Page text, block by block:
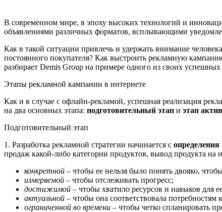
В современном мире, в эпоху высоких технологий и
объявлениями различных форматов, всплывающими
Как в такой ситуации привлечь и удержать внимание
постоянного покупателя? Как выстроить рекламную
разбирает Demis Group на примере одного из своих успешных
Этапы рекламной кампании в интернете
Как и в случае с офлайн-рекламой, успешная реализация
на два основных этапа: подготовительный этап и этап
Подготовительный этап
1. Разработка рекламной стратегии начинается с определения
продаж какой-либо категории продуктов, вывод продукта
конкретной – чтобы ее нельзя было понять двояко,
измеряемой – чтобы отслеживать прогресс;
достижимой – чтобы хватило ресурсов и навыков для
актуальной – чтобы она соответствовала
ограниченной во времени – чтобы четко спланировать